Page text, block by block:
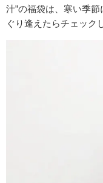
汁”の福袋は、寒い季
ぐり逢えたらチェック